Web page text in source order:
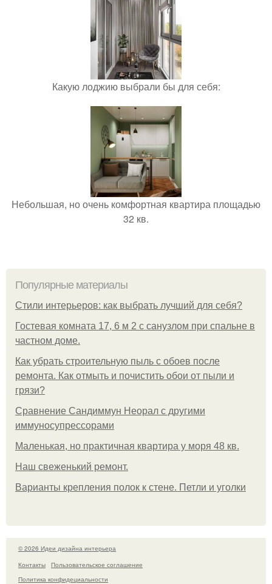
Какую лоджию выбрали бы для себя:
Небольшая, но очень комфортная квартира площадью
32 кв.
Популярные материалы
Стили интерьеров: как выбрать лучший для себя?
Гостевая комната 17, 6 м 2 с санузлом при спальне в
частном доме.
Как убрать строительную пыль с обоев после
ремонта. Как отмыть и почистить обои от пыли и
грязи?
Сравнение Сандиммун Неорал с другими
иммуносупрессорами
Маленькая, но практичная квартира у моря 48 кв.
Наш свеженький ремонт.
Варианты крепления полок к стене. Петли и уголки
© 2026 Идеи дизайна интерьера
Контакты
Пользовательское соглашение
Политика конфидециальности